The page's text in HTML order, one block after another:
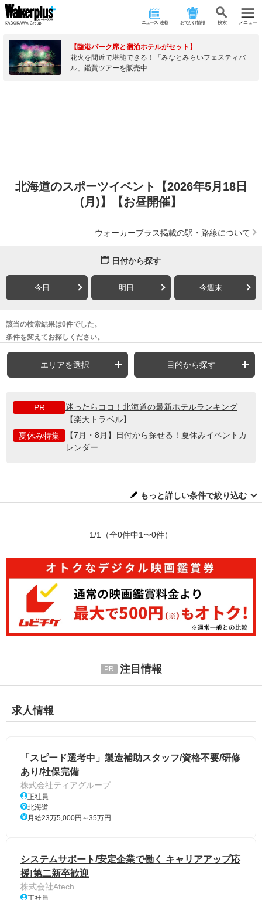
ニュース･連載 おでかけ情報 検 索 メニュー
【臨港パーク席と宿泊ホテルがセット】
花火を間近で堪能できる！「みなとみらいフェスティバ
ル」鑑賞ツアーを販売中
北海道のスポーツイベント【2026年5月18日
(月)】【お昼開催】
ウォーカープラス掲載の駅・路線について
日付から探す
今日 明日 今週末
該当の検索結果は0件でした。
条件を変えてお探しください。
エリアを選択 目的から探す
PR
迷ったらココ！北海道の最新ホテルランキング
【楽天トラベル】
夏休み特集
【7月・8月】日付から探せる！夏休みイベントカ
レンダー
もっと詳しい条件で絞り込む
1/1 （全0件中1〜0件）
注目情報
求人情報
「スピード選考中」製造補助スタッフ/資格不要/研修
あり/社保完備
株式会社ティアグループ
正社員
北海道
月給23万5,000円～35万円
システムサポート/安定企業で働く キャリアアップ応
援!第二新卒歓迎
株式会社Atech
正社員